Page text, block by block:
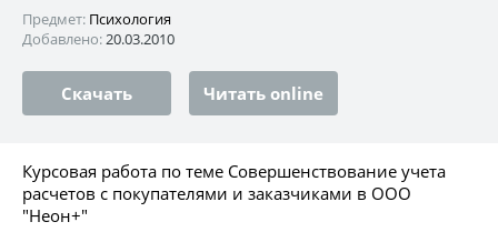
Предмет: Психология
Добавлено:20.03.2010
Скачать Читать online
Курсовая работа по теме Совершенствование учета
расчетов с покупателями и заказчиками в ООО
"Неон+"